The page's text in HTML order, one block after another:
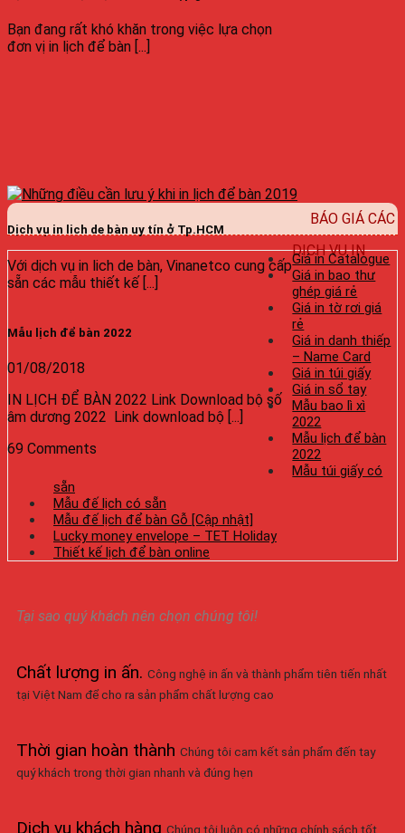
Bạn đang rất khó khăn trong việc lựa chọn
đơn vị in lịch để bàn [...]
Dịch vụ in lich de bàn uy tín ở Tp.HCM
Với dịch vụ in lich de bàn, Vinanetco cung cấp
sẵn các mẫu thiết kế [...]
Mẫu lịch để bàn 2022
01/08/2018
IN LỊCH ĐỂ BÀN 2022 Link Download bộ số
âm dương 2022 Link download bộ [...]
69 Comments
BÁO GIÁ CÁC
DỊCH VỤ IN
Giá in Catalogue
Giá in bao thư
ghép giá rẻ
Giá in tờ rơi giá
rẻ
Giá in danh thiếp
– Name Card
Giá in túi giấy
Giá in sổ tay
Mẫu bao lì xì
2022
Mẫu lịch để bàn
2022
Mẫu túi giấy có
sẵn
Mẫu đế lịch có sẵn
Mẫu đế lịch để bàn Gỗ [Cập nhật]
Lucky money envelope – TET Holiday
Thiết kế lịch để bàn online
Tại sao quý khách nên chọn chúng tôi!
Chất lượng in ấn. Công nghệ in ấn và thành phẩm tiên tiến nhất
tại Việt Nam để cho ra sản phẩm chất lượng cao
Thời gian hoàn thành Chúng tôi cam kết sản phẩm đến tay
quý khách trong thời gian nhanh và đúng hẹn
Dịch vụ khách hàng Chúng tôi luôn có những chính sách tốt